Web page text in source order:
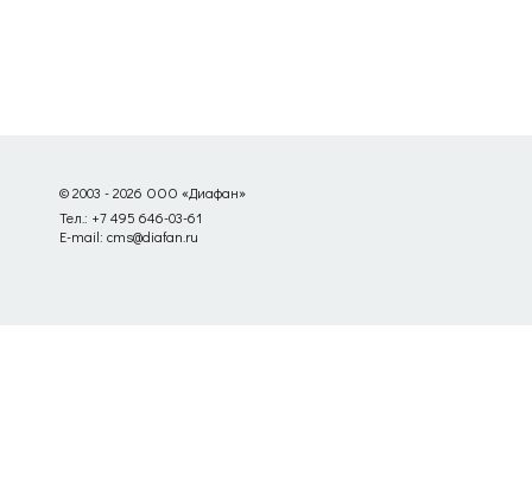
© 2003 - 2026 ООО «Диафан»
Тел.: +7 495 646-03-61
E-mail: cms@diafan.ru